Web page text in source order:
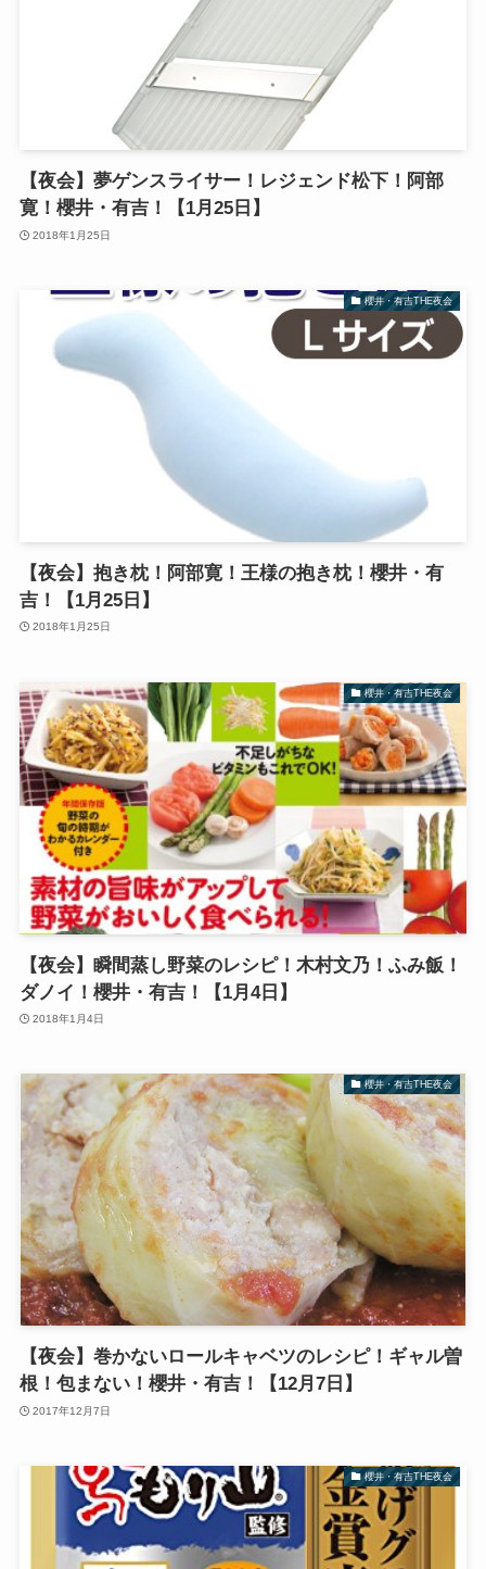
【夜会】夢ゲンスライサー！レジェンド松下！阿部
寛！櫻井・有吉！【1月25日】
2018年1月25日
櫻井・有吉THE夜会
【夜会】抱き枕！阿部寛！王様の抱き枕！櫻井・有
吉！【1月25日】
2018年1月25日
櫻井・有吉THE夜会
【夜会】瞬間蒸し野菜のレシピ！木村文乃！ふみ飯！
ダノイ！櫻井・有吉！【1月4日】
2018年1月4日
櫻井・有吉THE夜会
【夜会】巻かないロールキャベツのレシピ！ギャル曽
根！包まない！櫻井・有吉！【12月7日】
2017年12月7日
櫻井・有吉THE夜会